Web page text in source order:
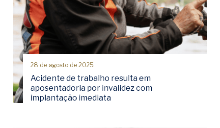
28 de agosto de 2025
Acidente de trabalho resulta em
aposentadoria por invalidez com
implantação imediata